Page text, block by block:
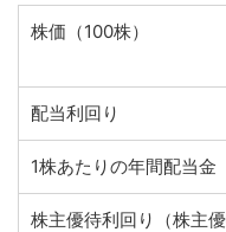
株価（100株）
配当利回り
1株あたりの年間配当金
株主優待利回り（株主